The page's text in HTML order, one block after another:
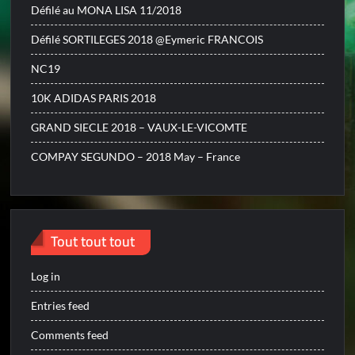
Défilé au MONA LISA 11/2018
Défilé SORTILEGES 2018 @Eymeric FRANCOIS
NC19
10K ADIDAS PARIS 2018
GRAND SIECLE 2018 – VAUX-LE-VICOMTE
COMPAY SEGUNDO – 2018 May – France
Tout tout tout
Log in
Entries feed
Comments feed